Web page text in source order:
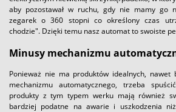
aby pozostawał w ruchu, gdy nie mamy go
zegarek o 360 stopni co określony czas
chodzie". Dzięki temu nasz automat to swoiste
Minusy mechanizmu
Ponieważ nie ma produktów idealnych, nawet
mechanizmu automatycznego, trzeba
produkty z tym typem werku mają również
bardziej podatne na awarie i uszkodzenia